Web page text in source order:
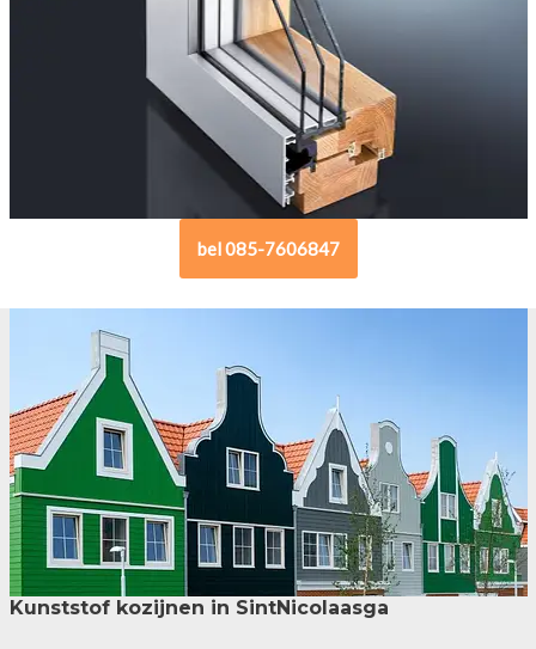
bel 085-7606847
Kunststof kozijnen in SintNicolaasga